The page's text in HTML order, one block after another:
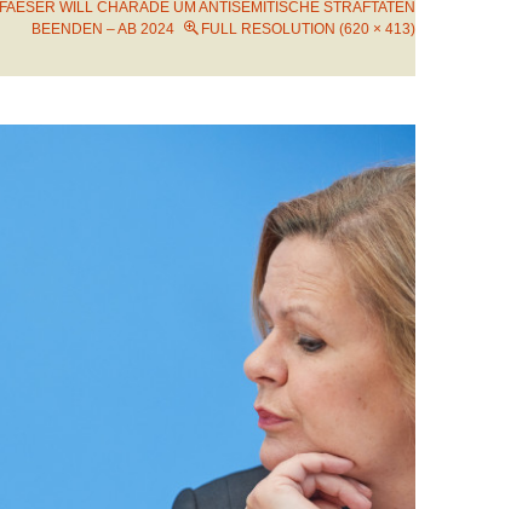
FAESER WILL CHARADE UM ANTISEMITISCHE STRAFTATEN
BEENDEN – AB 2024
FULL RESOLUTION (620 × 413)